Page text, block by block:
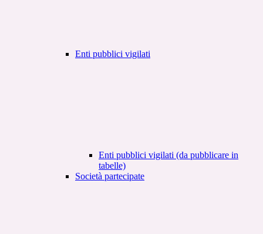
Enti pubblici vigilati
Enti pubblici vigilati (da pubblicare in
tabelle)
Società partecipate